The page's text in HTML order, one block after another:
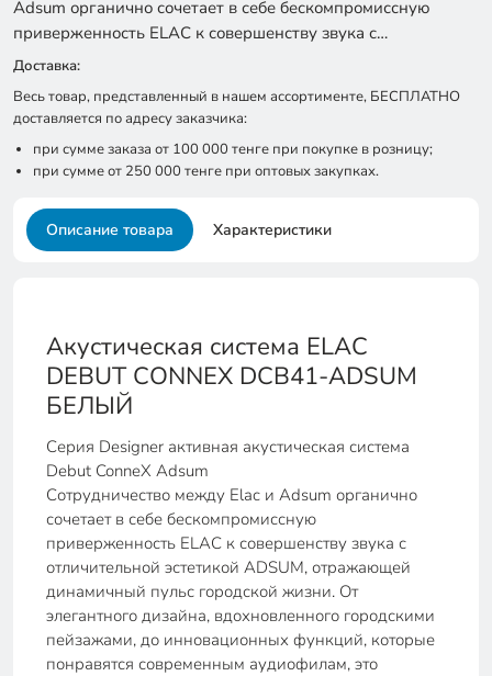
Adsum органично сочетает в себе бескомпромиссную
приверженность ELAC к совершенству звука с…
Доставка:
Весь товар, представленный в нашем ассортименте, БЕСПЛАТНО
доставляется по адресу заказчика:
при сумме заказа от 100 000 тенге при покупке в розницу;
при сумме от 250 000 тенге при оптовых закупках.
Описание товара Характеристики
Акустическая система ELAC
DEBUT CONNEX DCB41-ADSUM
БЕЛЫЙ
Серия Designer активная акустическая система
Debut ConneX Adsum
Сотрудничество между Elac и Adsum органично
сочетает в себе бескомпромиссную
приверженность ELAC к совершенству звука с
отличительной эстетикой ADSUM, отражающей
динамичный пульс городской жизни. От
элегантного дизайна, вдохновленного городскими
пейзажами, до инновационных функций, которые
понравятся современным аудиофилам, это